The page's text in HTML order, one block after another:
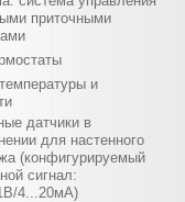
приточными
и
датчики в
для настенного
(конфигурируемый
сигнал:
4...20мА)